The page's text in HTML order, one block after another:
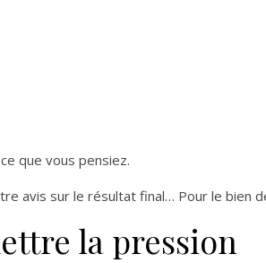
que vous pensiez.
avis sur le résultat final… Pour le bien
la pression